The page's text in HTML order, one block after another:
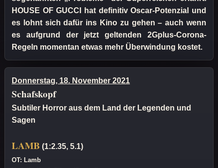
HOUSE OF GUCCI hat definitiv Oscar-Potenzial und
es lohnt sich dafür ins Kino zu gehen – auch wenn
es aufgrund der jetzt geltenden 2Gplus-Corona-
Regeln momentan etwas mehr Überwindung kostet.
Donnerstag, 18. November 2021
Schafskopf
Subtiler Horror aus dem Land der Legenden und
Sagen
LAMB (1:2.35, 5.1)
OT: Lamb